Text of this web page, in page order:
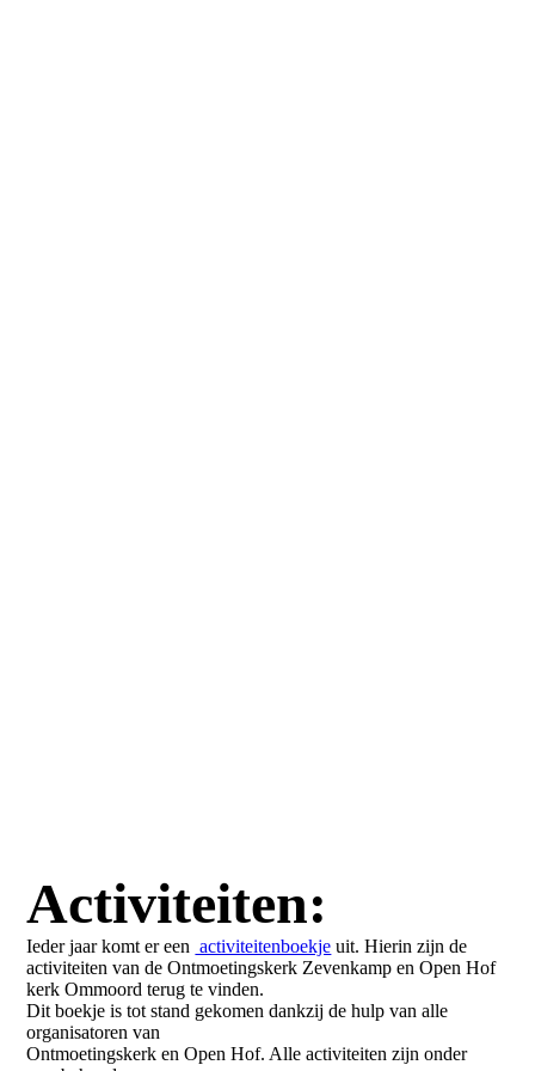
Activiteiten:
Ieder jaar komt er een activiteitenboekje uit. Hierin zijn de
activiteiten van de Ontmoetingskerk Zevenkamp en Open Hof
kerk Ommoord terug te vinden.
Dit boekje is tot stand gekomen dankzij de hulp van alle
organisatoren van
Ontmoetingskerk en Open Hof. Alle activiteiten zijn onder